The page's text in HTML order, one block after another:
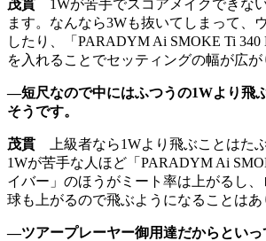
茂貫 1Wが苦手でスコアメイクできな
ます。なんなら3Wも抜いてしまって、
したり、「PARADYM Ai SMOKE Ti 340
を入れることでセッティングの幅が広が
―短尺なので中にはふつうの1Wより飛
そうです。
茂貫 上級者なら1Wより飛ぶことはた
1Wが苦手な人ほど「PARADYM Ai
イバー」のほうがミート率は上がるし
球も上がるので飛ぶようになることはあ
―ツアープレーヤー御用達だからといっ